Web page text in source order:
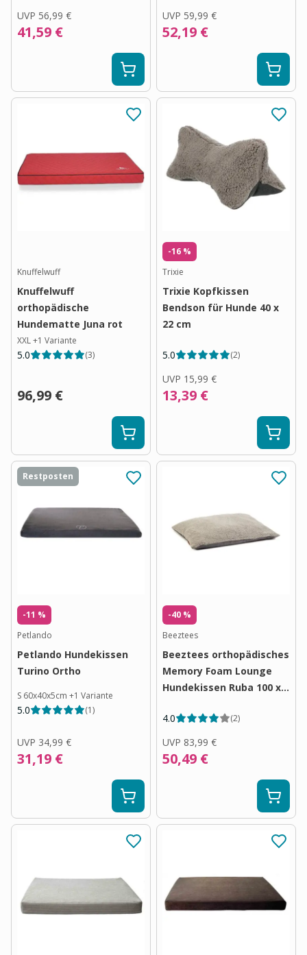
UVP 56,99 €
41,59 €
UVP 59,99 €
52,19 €
Knuffelwuff
Knuffelwuff
orthopädische
Hundematte Juna rot
XXL+1 Variante
5.0 (3)
96,99 €
-16 %
Trixie
Trixie Kopfkissen
Bendson für Hunde 40 x
22 cm
5.0 (2)
UVP 15,99 €
13,39 €
Restposten
-11 %
Petlando
Petlando Hundekissen
Turino Ortho
S 60x40x5cm +1 Variante
5.0 (1)
UVP 34,99 €
31,19 €
-40 %
Beeztees
Beeztees orthopädisches
Memory Foam Lounge
Hundekissen Ruba 100 x
4.0
(2)
UVP 83,99 €
50,49 €